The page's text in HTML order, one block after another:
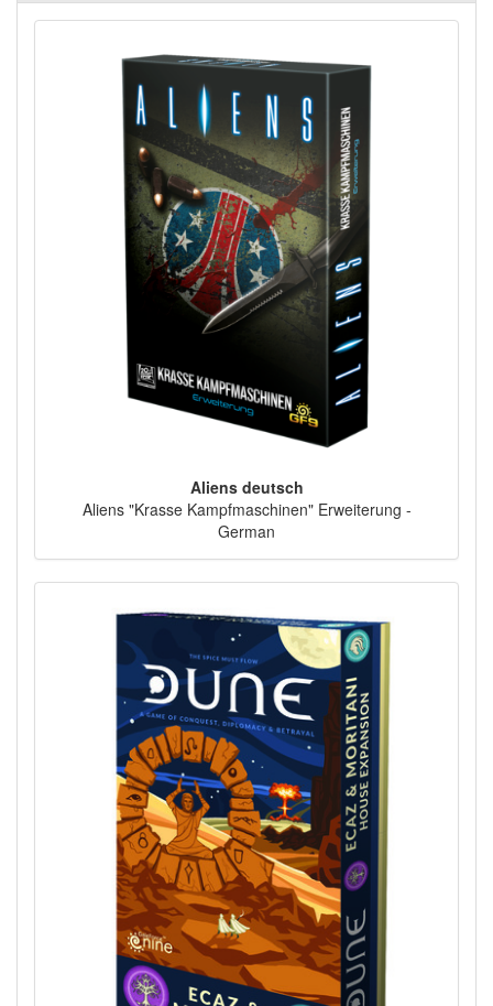
Aliens deutsch
Aliens "Krasse Kampfmaschinen" Erweiterung -
German